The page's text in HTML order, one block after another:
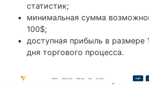
статистик;
минимальная сумма
100$;
доступная прибыль в размере
дня торгового процесса.